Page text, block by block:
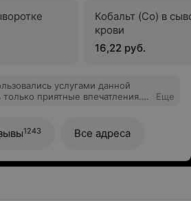
Кобальт (Co) в
крови
16,22 руб.
услугами данной
Еще
1243 Все адреса